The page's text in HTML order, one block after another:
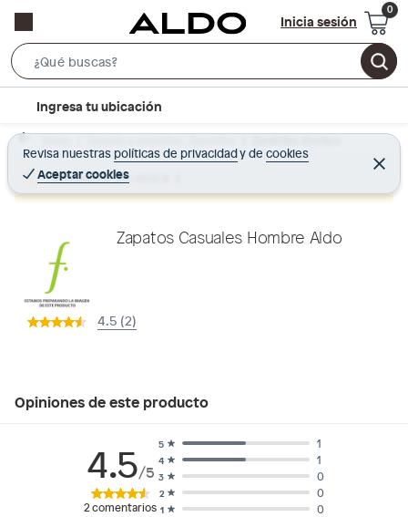
Inicia sesión
e
r
c
B
r
c
t
Ingresa tu ubicación
Revisa nuestras políticas de privacidadyde cookies
Aceptar cookies
C
e
r
Home Calzado y zapatillas - Zapatillas Zapatillas Hombre
Producto sin stock :(
Zapatos Casuales Hombre Aldo
4.5 (2)
Opiniones de este producto
4.5/5
2comentarios 1 0
2 0
3 0
4 1
5 1